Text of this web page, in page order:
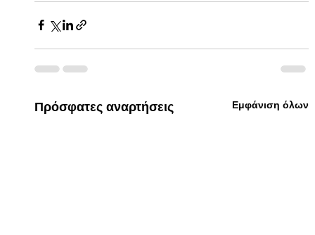
Πρόσφατες αναρτήσεις Εμφάνιση όλων